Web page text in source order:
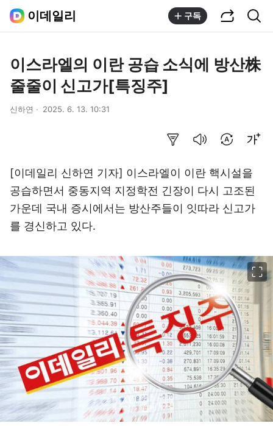
이데일리 구독
이스라엘의 이란 공습 소식에 방산株
줄줄이 신고가[특징주]
신하연 2025. 6. 13. 10:31
[이데일리 신하연 기자] 이스라엘이 이란 핵시설을
공습하면서 중동지역 지정학전 긴장이 다시 고조된
가운데 국내 증시에서는 방산주들이 잇따라 신고가
를 경신하고 있다.